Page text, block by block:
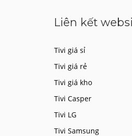
Liên kết
Tivi giá sỉ
Tivi giá rẻ
Tivi giá kho
Tivi Casper
Tivi LG
Tivi Samsung